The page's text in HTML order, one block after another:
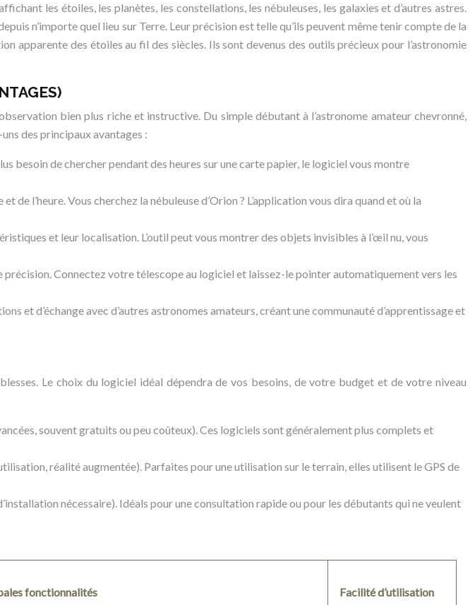
les étoiles, les planètes, les constellations, les nébuleuses, les galaxies et d’autres astres.
n’importe quel lieu sur Terre. Leur précision est telle qu’ils peuvent même tenir compte de la
apparente des étoiles au fil des siècles. Ils sont devenus des outils précieux pour l’astronomie
bien plus riche et instructive. Du simple débutant à l’astronome amateur chevronné,
des principaux avantages :
besoin de chercher pendant des heures sur une carte papier, le logiciel vous montre
l’heure. Vous cherchez la nébuleuse d’Orion ? L’application vous dira quand et où la
et leur localisation. L’outil peut vous montrer des objets invisibles à l’œil nu, vous
Connectez votre télescope au logiciel et laissez-le pointer automatiquement vers les
et d’échange avec d’autres astronomes amateurs, créant une communauté d’apprentissage et
Le choix du logiciel idéal dépendra de vos besoins, de votre budget et de votre niveau
souvent gratuits ou peu coûteux). Ces logiciels sont généralement plus complets et
réalité augmentée). Parfaites pour une utilisation sur le terrain, elles utilisent le GPS de
nécessaire). Idéals pour une consultation rapide ou pour les débutants qui ne veulent
fonctionnalités Facilité d’utilisation